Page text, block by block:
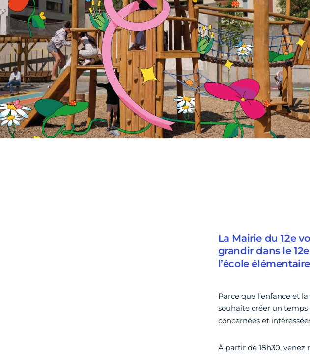
La Mairie du 12e
grandir dans le
l’école
Parce que l’enfance et
souhaite créer un temps
concernées et
À partir de 18h30,